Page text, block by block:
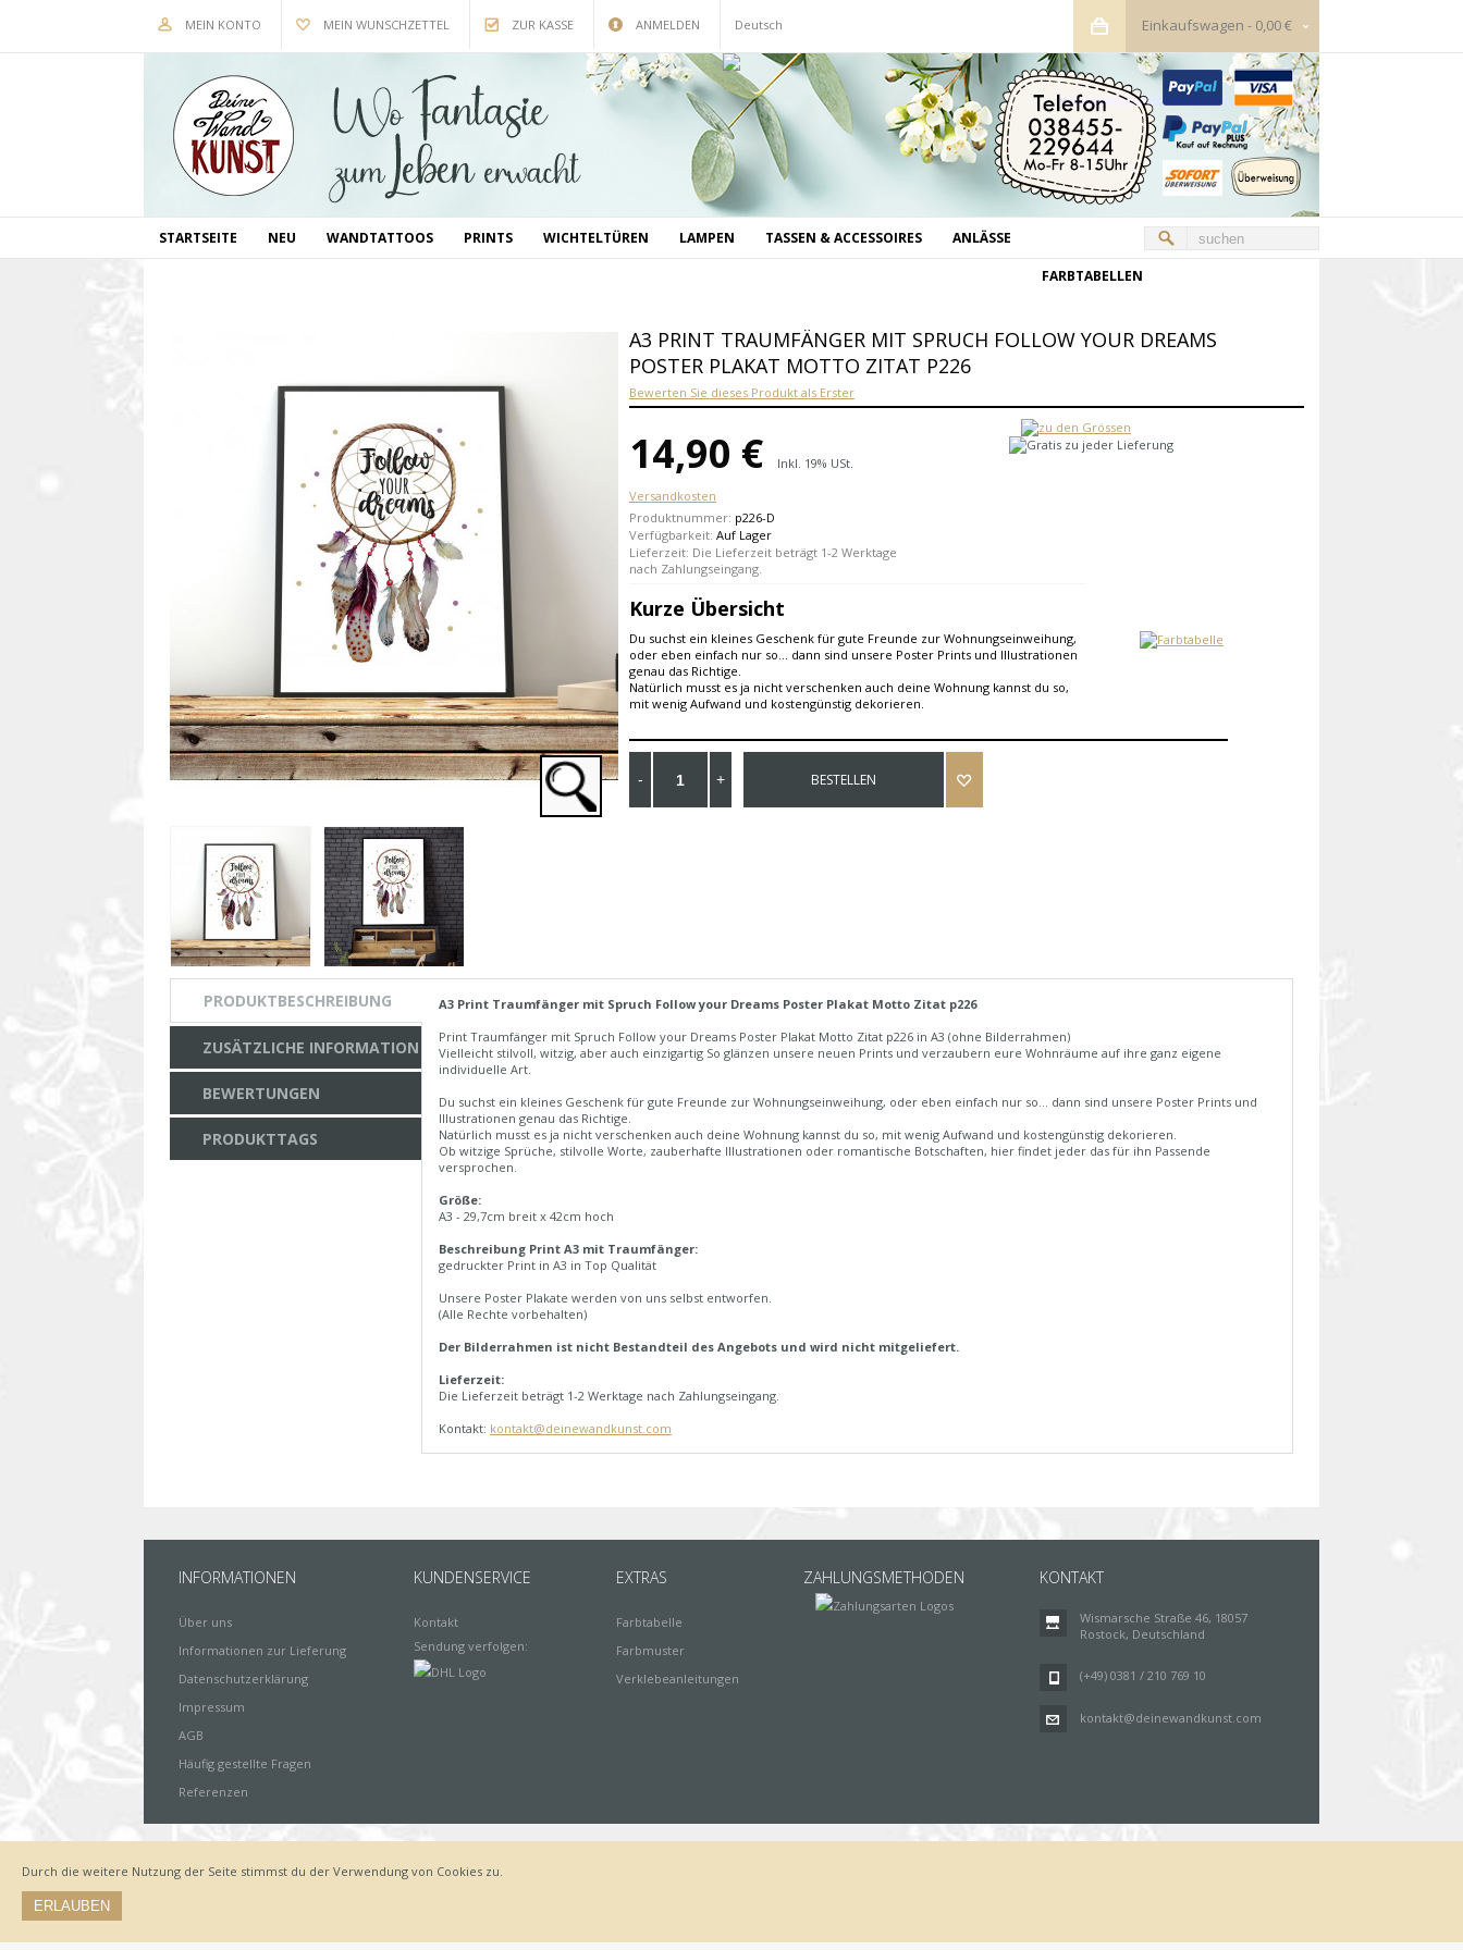
MEIN KONTO MEIN WUNSCHZETTEL ZUR KASSE ANMELDEN Deutsch Einkaufswagen - 0,00 €
STARTSEITE NEU WANDTATTOOS PRINTS WICHTELTÜREN LAMPEN TASSEN & ACCESSOIRES ANLÄSSE
FARBTABELLEN
A3 PRINT TRAUMFÄNGER MIT SPRUCH FOLLOW YOUR DREAMS
POSTER PLAKAT MOTTO ZITAT P226
Bewerten Sie dieses Produkt als Erster
14,90 €
Inkl. 19% USt.
Versandkosten
Produktnummer: p226-D
Verfügbarkeit: Auf Lager
Lieferzeit: Die Lieferzeit beträgt 1-2 Werktage
nach Zahlungseingang.
Kurze Übersicht
Du suchst ein kleines Geschenk für gute Freunde zur Wohnungseinweihung,
oder eben einfach nur so... dann sind unsere Poster Prints und Illustrationen
genau das Richtige.
Natürlich musst es ja nicht verschenken auch deine Wohnung kannst du so,
mit wenig Aufwand und kostengünstig dekorieren.
BESTELLEN
PRODUKTBESCHREIBUNG
ZUSÄTZLICHE INFORMATION
BEWERTUNGEN
PRODUKTTAGS
A3 Print Traumfänger mit Spruch Follow your Dreams Poster Plakat Motto Zitat p226
Print Traumfänger mit Spruch Follow your Dreams Poster Plakat Motto Zitat p226 in A3 (ohne Bilderrahmen)
Vielleicht stilvoll, witzig, aber auch einzigartig So glänzen unsere neuen Prints und verzaubern eure Wohnräume auf ihre ganz eigene
individuelle Art.
Du suchst ein kleines Geschenk für gute Freunde zur Wohnungseinweihung, oder eben einfach nur so... dann sind unsere Poster Prints und
Illustrationen genau das Richtige.
Natürlich musst es ja nicht verschenken auch deine Wohnung kannst du so, mit wenig Aufwand und kostengünstig dekorieren.
Ob witzige Sprüche, stilvolle Worte, zauberhafte Illustrationen oder romantische Botschaften, hier findet jeder das für ihn Passende
versprochen.
Größe:
A3 - 29,7cm breit x 42cm hoch
Beschreibung Print A3 mit Traumfänger:
gedruckter Print in A3 in Top Qualität
Unsere Poster Plakate werden von uns selbst entworfen.
(Alle Rechte vorbehalten)
Der Bilderrahmen ist nicht Bestandteil des Angebots und wird nicht mitgeliefert.
Lieferzeit:
Die Lieferzeit beträgt 1-2 Werktage nach Zahlungseingang.
Kontakt: kontakt@deinewandkunst.com
INFORMATIONEN
Über uns
Informationen zur Lieferung
Datenschutzerklärung
Impressum
AGB
Häufig gestellte Fragen
Referenzen
KUNDENSERVICE
Kontakt
Sendung verfolgen:
EXTRAS
Farbtabelle
Farbmuster
Verklebeanleitungen
ZAHLUNGSMETHODEN KONTAKT
Wismarsche Straße 46, 18057
Rostock, Deutschland
(+49) 0381 / 210 769 10
kontakt@deinewandkunst.com
Durch die weitere Nutzung der Seite stimmst du der Verwendung von Cookies zu.
ERLAUBEN